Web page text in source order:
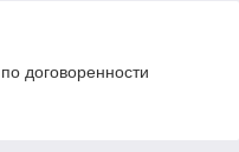
договоренности